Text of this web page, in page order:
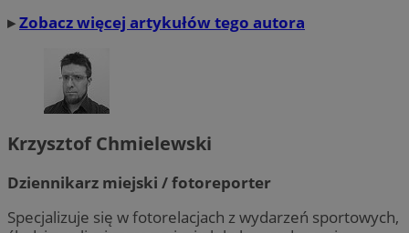
▸Zobacz więcej artykułów tego autora
Krzysztof Chmielewski
Dziennikarz miejski / fotoreporter
Specjalizuje się w fotorelacjach z wydarzeń sportowych,